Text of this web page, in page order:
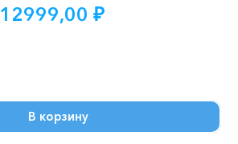
Первоначальная
12999,00 ₽Текущая
В корзину